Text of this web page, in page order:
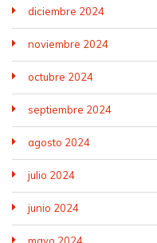
diciembre 2024
noviembre 2024
octubre 2024
septiembre 2024
agosto 2024
julio 2024
junio 2024